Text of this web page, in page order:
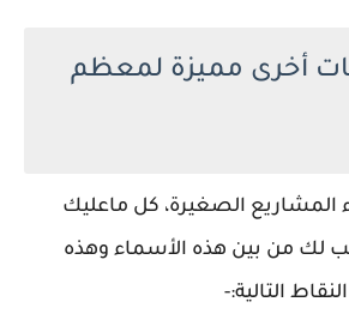
أخرى مميزة لمعظم
الصغيرة، كل ماعليك
لك من بين هذه الأسماء وهذه
التالية:-